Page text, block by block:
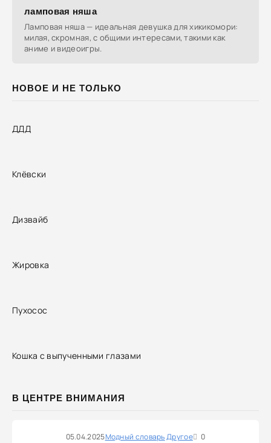
НОВОЕ И НЕ ТОЛЬКО
ДДД
Клёвски
Дизвайб
Жировка
Пухосос
Кошка с выпученными глазами
В ЦЕНТРЕ ВНИМАНИЯ
05.04.2025Модный словарьДругое 0
ламповая няша
Ламповая няша — идеальная девушка для хикикомори:
милая, скромная, с общими интересами, такими как
аниме и видеоигры.